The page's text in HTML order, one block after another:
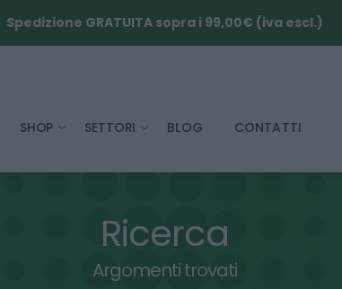
Spedizione GRATUITA sopra i 99,00€ (iva escl.)
SHOP SETTORI BLOG CONTATTI
Ricerca
Argomenti trovati